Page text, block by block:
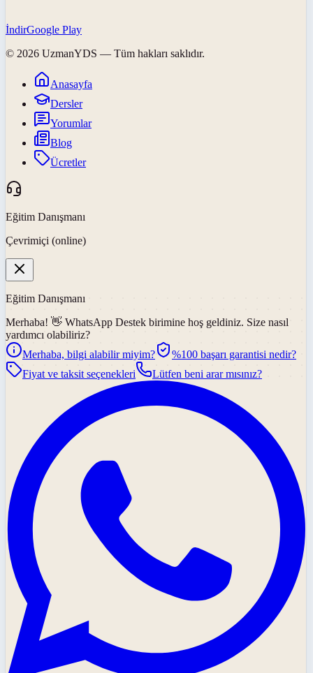
İndirGoogle Play
© 2026 UzmanYDS — Tüm hakları saklıdır.
Anasayfa
Dersler
Yorumlar
Blog
Ücretler
Eğitim Danışmanı
Çevrimiçi (online)
Eğitim Danışmanı
Merhaba! 👋 WhatsApp Destek birimine hoş geldiniz. Size nasıl
yardımcı olabiliriz?
Merhaba, bilgi alabilir miyim?
%100 başarı garantisi nedir?
Fiyat ve taksit seçenekleri
Lütfen beni arar mısınız?